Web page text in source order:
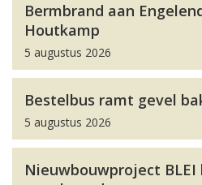
Bermbrand aan
Houtkamp
5 augustus 2026
Bestelbus ramt gevel
5 augustus 2026
Nieuwbouwproject